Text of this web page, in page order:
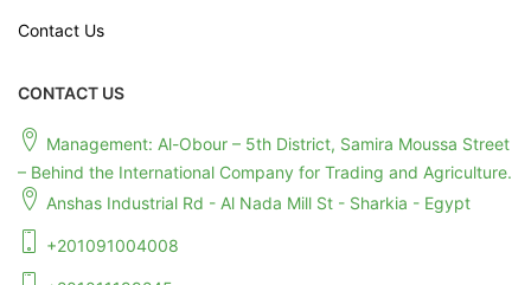
Contact Us
CONTACT US
Management: Al-Obour – 5th District, Samira Moussa Street
– Behind the International Company for Trading and Agriculture.
Anshas Industrial Rd - Al Nada Mill St - Sharkia - Egypt
+201091004008